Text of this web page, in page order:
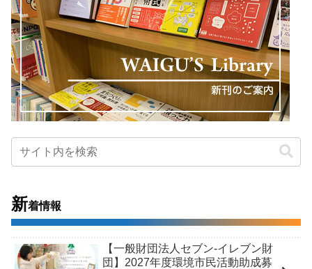
新着情報
【一般財団法人セブン-イレブン財
団】2027年度環境市民活動助成募